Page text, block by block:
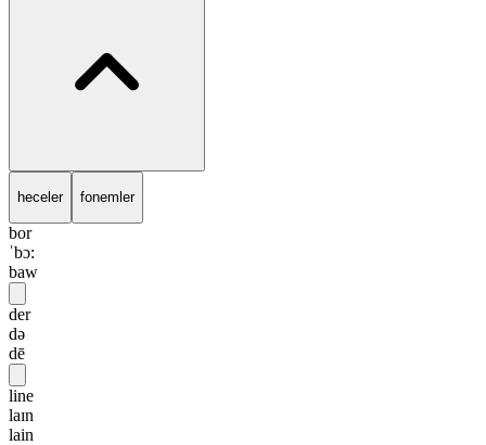
heceler fonemler
bor
ˈbɔ:
baw
der
də
dē
line
laɪn
lain